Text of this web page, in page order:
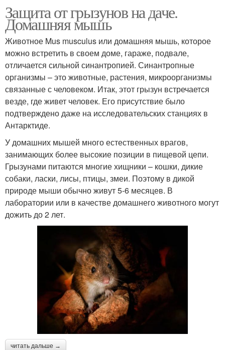
Защита от грызунов на даче.
Домашняя мышь
Животное Mus musculus или домашняя мышь, которое
можно встретить в своем доме, гараже, подвале,
отличается сильной синантропией. Синантропные
организмы – это животные, растения, микроорганизмы
связанные с человеком. Итак, этот грызун встречается
везде, где живет человек. Его присутствие было
подтверждено даже на исследовательских станциях в
Антарктиде.
У домашних мышей много естественных врагов,
занимающих более высокие позиции в пищевой цепи.
Грызунами питаются многие хищники – кошки, дикие
собаки, ласки, лисы, птицы, змеи. Поэтому в дикой
природе мыши обычно живут 5-6 месяцев. В
лаборатории или в качестве домашнего животного могут
дожить до 2 лет.
читать дальше →